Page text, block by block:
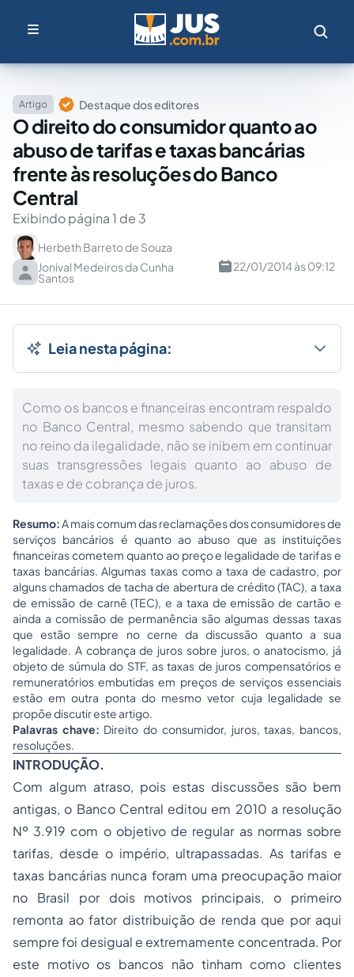
Artigo Destaque dos editores
O direito do consumidor quanto ao
abuso de tarifas e taxas bancárias
frente às resoluções do Banco
Central
Exibindo página 1 de 3
Herbeth Barreto de Souza
Jonival Medeiros da Cunha
Santos
22/01/2014 às 09:12
Leia nesta página:
Como os bancos e financeiras encontram respaldo
no Banco Central, mesmo sabendo que transitam
no reino da ilegalidade, não se inibem em continuar
suas transgressões legais quanto ao abuso de
taxas e de cobrança de juros.
Resumo:A mais comum das reclamações dos consumidores de
serviços bancários é quanto ao abuso que as instituições
financeiras cometem quanto ao preço e legalidade de tarifas e
taxas bancárias. Algumas taxas como a taxa de cadastro, por
alguns chamados de tacha de abertura de crédito (TAC), a taxa
de emissão de carnê (TEC), e a taxa de emissão de cartão e
ainda a comissão de permanência são algumas dessas taxas
que estão sempre no cerne da discussão quanto a sua
legalidade. A cobrança de juros sobre juros, o anatocismo, já
objeto de súmula do STF, as taxas de juros compensatórios e
remuneratórios embutidas em preços de serviços essenciais
estão em outra ponta do mesmo vetor cuja legalidade se
propõe discutir este artigo.
Palavras chave: Direito do consumidor, juros, taxas, bancos,
resoluções.
INTRODUÇÃO.
Com algum atraso, pois estas discussões são bem
antigas, o Banco Central editou em 2010 a resolução
Nº 3.919 com o objetivo de regular as normas sobre
tarifas, desde o império, ultrapassadas. As tarifas e
taxas bancárias nunca foram uma preocupação maior
no Brasil por dois motivos principais, o primeiro
remonta ao fator distribuição de renda que por aqui
sempre foi desigual e extremamente concentrada. Por
este motivo os bancos não tinham como clientes